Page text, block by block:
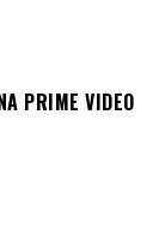
PRIME VIDEO